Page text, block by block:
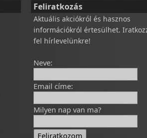
Feliratkozás
Aktuális akciókról és hasznos
információkról értesülhet.
fel hírlevelünkre!
Neve:
Email címe:
Milyen nap van ma?